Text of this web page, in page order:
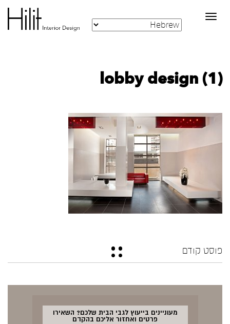
Toggle
navigation
lobby design (1)
פוסט קודם
מעוניינים בייעוץ לגבי הבית שלכם? השאירו
פרטים ואחזור אליכם בהקדם